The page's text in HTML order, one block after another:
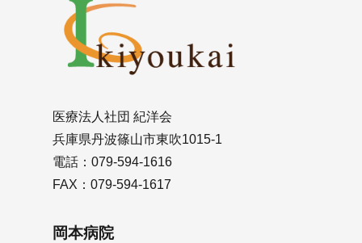
医療法人社団 紀洋会
兵庫県丹波篠山市東吹1015-1
電話：079-594-1616
FAX：079-594-1617
岡本病院